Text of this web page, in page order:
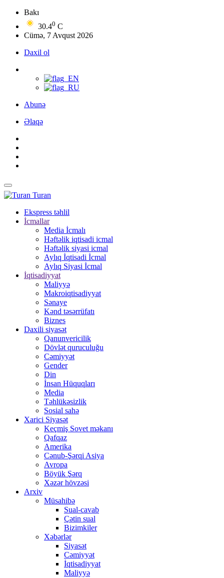
Bakı
30.40 C
Cümə, 7 Avqust 2026
Daxil ol
Abunə
Əlaqə
Turan
Ekspress təhlil
İcmallar
Media İcmalı
Həftəlik iqtisadi icmal
Həftəlik siyasi icmal
Aylıq İqtisadi İcmal
Aylıq Siyasi İcmal
İqtisadiyyat
Maliyyə
Makroiqtisadiyyat
Sənaye
Kənd təsərrüfatı
Biznes
Daxili siyasət
Qanunvericilik
Dövlət quruculuğu
Cəmiyyət
Gender
Din
İnsan Hüquqları
Media
Təhlükəsizlik
Sosial sahə
Xarici Siyasət
Keçmiş Sovet məkanı
Qafqaz
Amerika
Cənub-Şərqi Asiya
Avropa
Böyük Şərq
Xəzər hövzəsi
Arxiv
Müsahibə
Sual-cavab
Çətin sual
Bizimkiler
Xəbərlər
Siyasət
Cəmiyyət
İqtisadiyyat
Maliyyə